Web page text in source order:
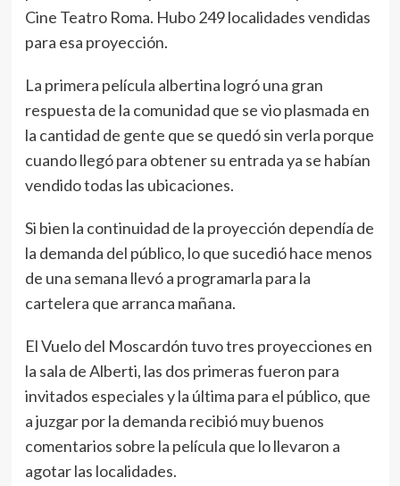
Cine Teatro Roma. Hubo 249 localidades vendidas
para esa proyección.
La primera película albertina logró una gran
respuesta de la comunidad que se vio plasmada en
la cantidad de gente que se quedó sin verla porque
cuando llegó para obtener su entrada ya se habían
vendido todas las ubicaciones.
Si bien la continuidad de la proyección dependía de
la demanda del público, lo que sucedió hace menos
de una semana llevó a programarla para la
cartelera que arranca mañana.
El Vuelo del Moscardón tuvo tres proyecciones en
la sala de Alberti, las dos primeras fueron para
invitados especiales y la última para el público, que
a juzgar por la demanda recibió muy buenos
comentarios sobre la película que lo llevaron a
agotar las localidades.